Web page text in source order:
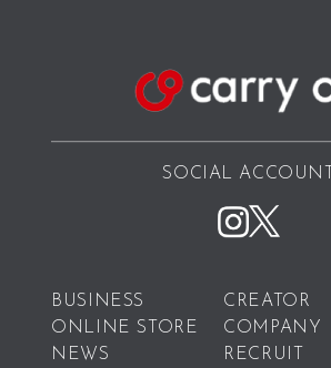
SOCIAL ACCOUNT
BUSINESS
CREATOR
ONLINE STORE
COMPANY
NEWS
RECRUIT